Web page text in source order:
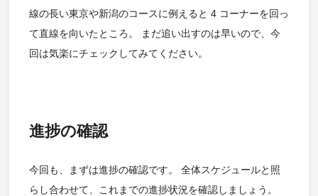
線の長い東京や新潟のコースに例えると 4 コーナーを回っ
て直線を向いたところ。 まだ追い出すのは早いので、今
回は気楽にチェックしてみてください。
進捗の確認
今回も、まずは進捗の確認です。 全体スケジュールと照
らし合わせて、これまでの進捗状況を確認しましょう。